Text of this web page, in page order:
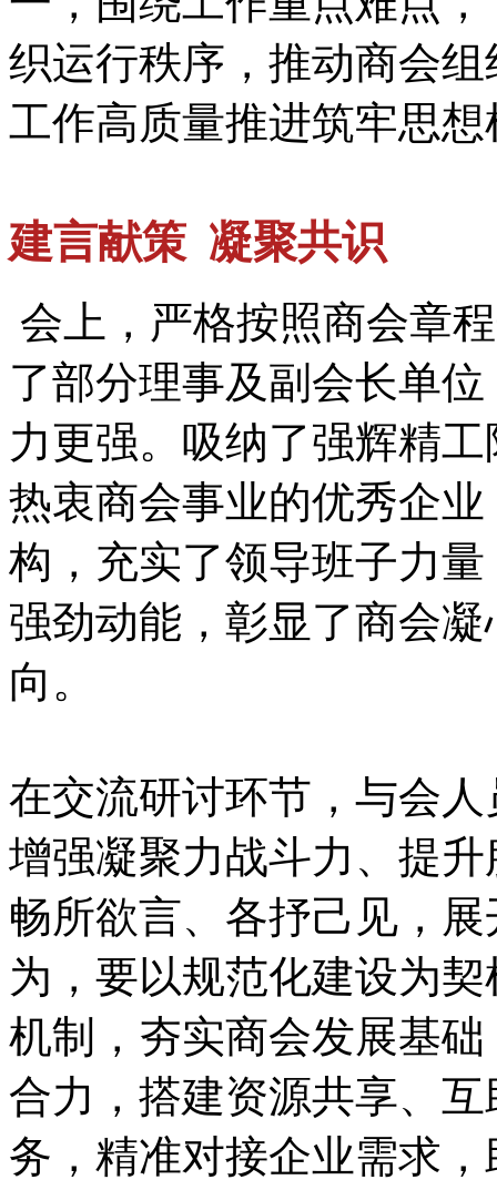
织运行秩序，推动商会
工作高质量推进筑牢思
建言献策 凝聚共识
会上，严格按照商会章
了部分理事及副会长单
力更强。吸纳了强辉精
热衷商会事业的优秀企
构，充实了领导班子力
强劲动能，彰显了商会
向。
在交流研讨环节，与会
增强凝聚力战斗力、提
畅所欲言、各抒己见，
为，要以规范化建设为
机制，夯实商会发展基
合力，搭建资源共享、
务，精准对接企业需求